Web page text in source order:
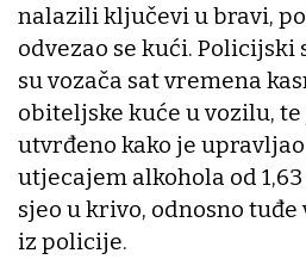
nalazili ključevi u bravi,
odvezao se kući.
su vozača sat vremena
obiteljske kuće u vozilu,
utvrđeno kako je
utjecajem alkohola od
sjeo u krivo, odnosno
iz policije.